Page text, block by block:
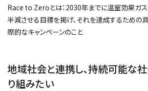
Race to Zeroとは：2030年までに温室効果ガ
半減させる目標を掲げ、それを達成するための
際的なキャンペーンのこと
地域社会と連携し、持続可能な
り組みたい